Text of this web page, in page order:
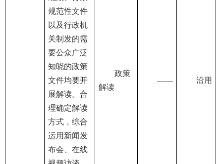
规范性文件
以及行政机
关制发的需
要公众广泛
知晓的政策
文件均要开
展解读。合
理确定解读
方式，综合
运用新闻发
布会、在线
政策
解读
—— 沿用